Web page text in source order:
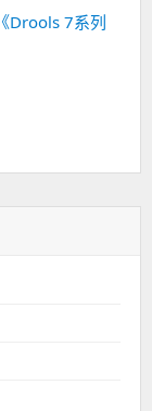
《Drools 7系列